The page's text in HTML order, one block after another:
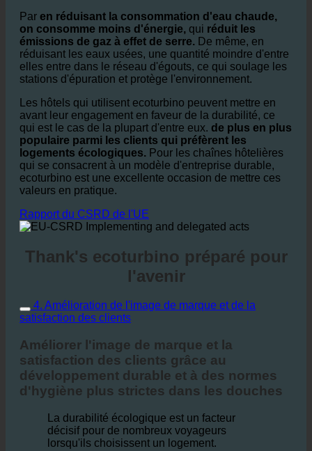
Par en réduisant la consommation d'eau chaude,
on consomme moins d'énergie, qui réduit les
émissions de gaz à effet de serre. De même, en
réduisant les eaux usées, une quantité moindre d'entre
elles entre dans le réseau d'égouts, ce qui soulage les
stations d'épuration et protège l'environnement.
Les hôtels qui utilisent ecoturbino peuvent mettre en
avant leur engagement en faveur de la durabilité, ce
qui est le cas de la plupart d'entre eux. de plus en plus
populaire parmi les clients qui préfèrent les
logements écologiques. Pour les chaînes hôtelières
qui se consacrent à un modèle d'entreprise durable,
ecoturbino est une excellente occasion de mettre ces
valeurs en pratique.
Rapport du CSRD de l'UE
Thank's ecoturbino préparé pour
l'avenir
4. Amélioration de l'image de marque et de la
satisfaction des clients
Améliorer l'image de marque et la
satisfaction des clients grâce au
développement durable et à des normes
d'hygiène plus strictes dans les douches
La durabilité écologique est un facteur
décisif pour de nombreux voyageurs
lorsqu'ils choisissent un logement.